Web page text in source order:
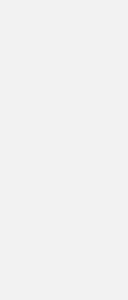
hảo cho mọi
bị.Với Hub
năng kết nối cần
đa dạng và